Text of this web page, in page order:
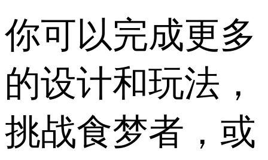
你可以完成更多
的设计和玩法，
挑战食梦者，或